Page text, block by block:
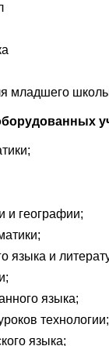
младшего
и географии;
языка и
языка;
технологии;
языка;